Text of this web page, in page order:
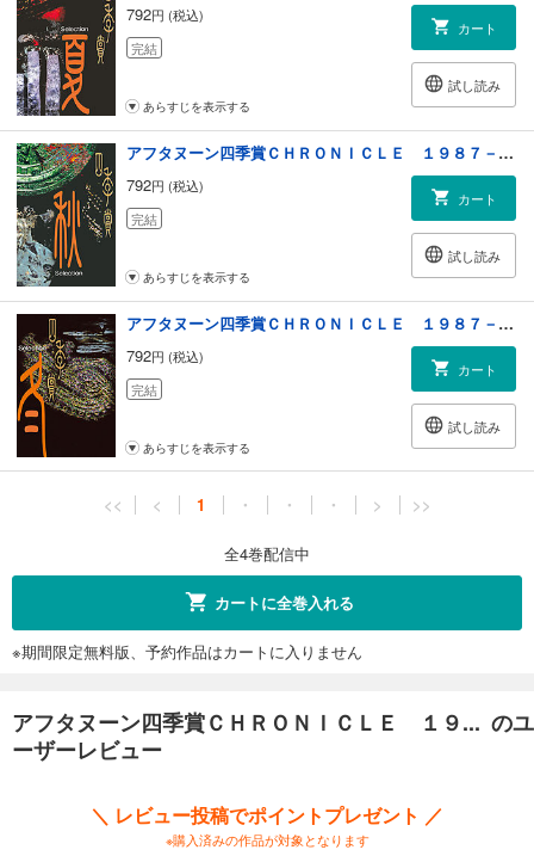
792円 (税込)
完結
カート
試し読み
あらすじを表示する
アフタヌーン四季賞ＣＨＲＯＮＩＣＬＥ １９８７－２０００（秋）
792円 (税込)
完結
カート
試し読み
あらすじを表示する
アフタヌーン四季賞ＣＨＲＯＮＩＣＬＥ １９８７－２０００（冬）
792円 (税込)
完結
カート
試し読み
あらすじを表示する
<< < 1 ・ ・ ・ > >>
全4巻配信中
カートに全巻入れる
※期間限定無料版、予約作品はカートに入りません
アフタヌーン四季賞ＣＨＲＯＮＩＣＬＥ １９... のユ
ーザーレビュー
＼ レビュー投稿でポイントプレゼント ／
※購入済みの作品が対象となります